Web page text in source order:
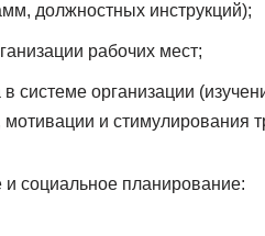
должностных инструкций);
рабочих мест;
системе организации
и стимулирования
социальное планирование: